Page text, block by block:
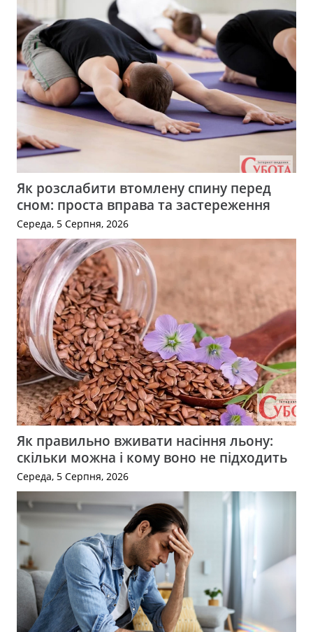
Як розслабити втомлену спину перед
сном: проста вправа та застереження
Середа, 5 Серпня, 2026
Як правильно вживати насіння льону:
скільки можна і кому воно не підходить
Середа, 5 Серпня, 2026